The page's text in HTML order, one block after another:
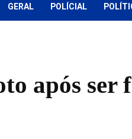
GERAL POLÍCIAL
após ser